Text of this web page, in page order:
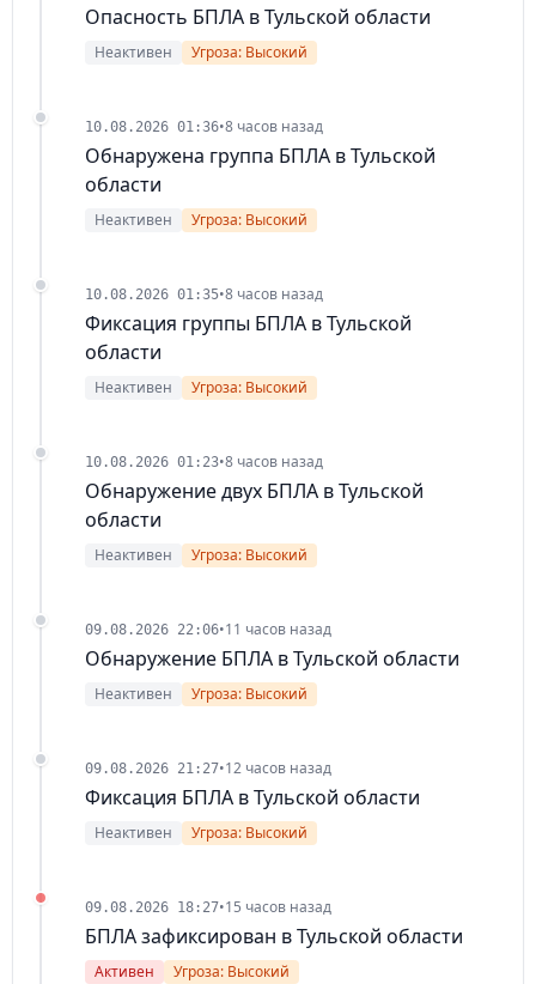
Опасность БПЛА в Тульской области
Неактивен Угроза: Высокий
10.08.2026 01:36•8 часов назад
Обнаружена группа БПЛА в Тульской
области
Неактивен Угроза: Высокий
10.08.2026 01:35•8 часов назад
Фиксация группы БПЛА в Тульской
области
Неактивен Угроза: Высокий
10.08.2026 01:23•8 часов назад
Обнаружение двух БПЛА в Тульской
области
Неактивен Угроза: Высокий
09.08.2026 22:06•11 часов назад
Обнаружение БПЛА в Тульской области
Неактивен Угроза: Высокий
09.08.2026 21:27•12 часов назад
Фиксация БПЛА в Тульской области
Неактивен Угроза: Высокий
09.08.2026 18:27•15 часов назад
БПЛА зафиксирован в Тульской области
Активен Угроза: Высокий